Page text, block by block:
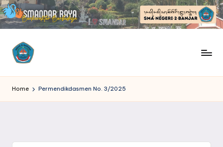
Skip
content
S
M
Home Permendikdasmen No. 3/2025